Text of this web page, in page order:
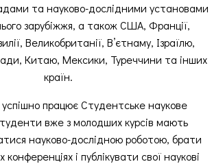
та науково-дослідними установами
зарубіжжя, а також США, Франції,
Великобританії, В’єтнаму, Ізраїлю,
Китаю, Мексики, Туреччини та інших
країн.
працює Студентське наукове
вже з молодших курсів мають
науково-дослідною роботою, брати
і публікувати свої наукові